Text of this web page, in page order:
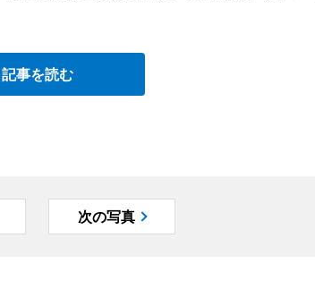
記事を読む
次の写真